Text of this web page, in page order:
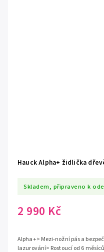
Hauck Alpha+
Skladem, připraveno k
2 990 Kč
Alpha+> Mezi-nožní pás a
lazurování> Rostoucí od 6